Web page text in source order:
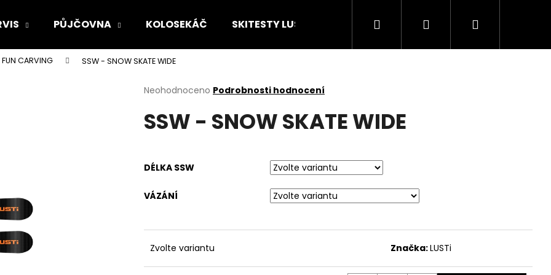
PŮJČOVNA KOLOSEKÁČ SKITESTY LUSTi Hledat PřihlášeníNákupní
FUN CARVING SSW - SNOW SKATE WIDE
Průměrné
produktu
je
hvězdiček.
Neohodnoceno Podrobnosti hodnocení
SSW - SNOW SKATE WIDE
DÉLKA SSW
VÁZÁNÍ
Zvolte variantu Značka:LUSTi
Co potřebujete najít?
HLEDAT